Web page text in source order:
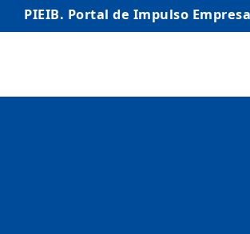
PIEIB. Portal de Impulso
INICIO